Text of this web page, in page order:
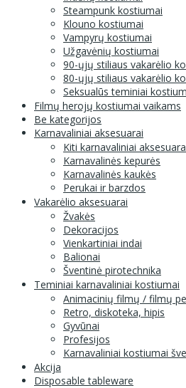
Steampunk kostiumai
Klouno kostiumai
Vampyrų kostiumai
Užgavėnių kostiumai
90-ųjų stiliaus vakarėlio
80-ųjų stiliaus vakarėlio
Seksualūs teminiai
Filmų herojų kostiumai vaikams
Be kategorijos
Karnavaliniai aksesuarai
Kiti karnavaliniai
Karnavalinės kepurės
Karnavalinės kaukės
Perukai ir barzdos
Vakarėlio aksesuarai
Žvakės
Dekoracijos
Vienkartiniai indai
Balionai
Šventinė pirotechnika
Teminiai karnavaliniai kostiumai
Animacinių filmų / filmų
Retro, diskoteka, hipis
Gyvūnai
Profesijos
Karnavaliniai kostiumai
Akcija
Disposable tableware